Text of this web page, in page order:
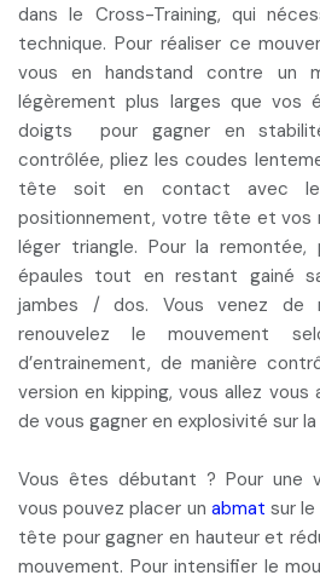
dans le Cross-Training, qui
technique. Pour réaliser ce
vous en handstand contre un
légèrement plus larges que vos
doigts pour gagner en
contrôlée, pliez les coudes
tête soit en contact avec
positionnement, votre tête et vos
léger triangle. Pour la
épaules tout en restant gainé
jambes / dos. Vous venez de
renouvelez le mouvement
d’entrainement, de manière
version enkipping, vous allez vous
de vous gagner en explosivité sur
Vous êtes débutant ? Pour une
vous pouvez placer un abmat sur
tête pour gagner en hauteur et
mouvement. Pour intensifier le